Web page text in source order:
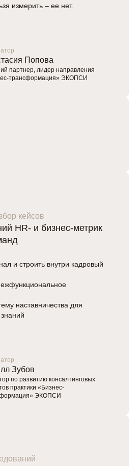
измерить – ее нет.
Попова
партнер, лидер направления
трансформация» ЭКОПСИ
кейсов
HR- и бизнес-метрик
и строить внутри кадровый
наставничества для
Зубов
по развитию консалтинговых
практики «Бизнес-
ЭКОПСИ